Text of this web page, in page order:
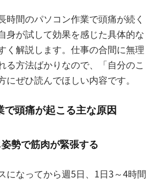
時間のパソコン作業で頭痛が続く
身が試して効果を感じた具体的な
く解説します。仕事の合間に無理
る方法ばかりなので、「自分のこ
にぜひ読んでほしい内容です。
で頭痛が起こる主な原因
勢で筋肉が緊張する
になってから週5日、1日3～4時間